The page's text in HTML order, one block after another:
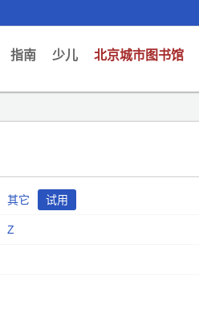
指南 少儿 北京城市图书馆
其它 试用
Z